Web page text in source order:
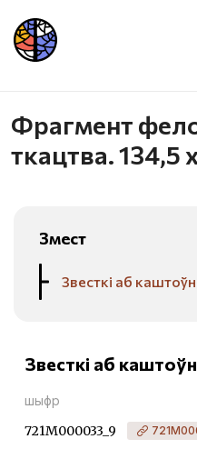
Фрагмент
ткацтва. 134,5
Змест
Звесткі аб
Звесткі аб
шыфр
721М000033_9